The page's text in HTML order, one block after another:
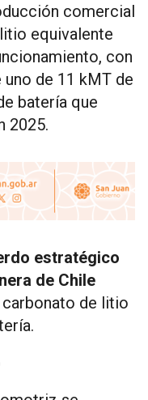
comercial
equivalente
con
de 11 kMT de
batería que
2025.
estratégico
de Chile
de litio